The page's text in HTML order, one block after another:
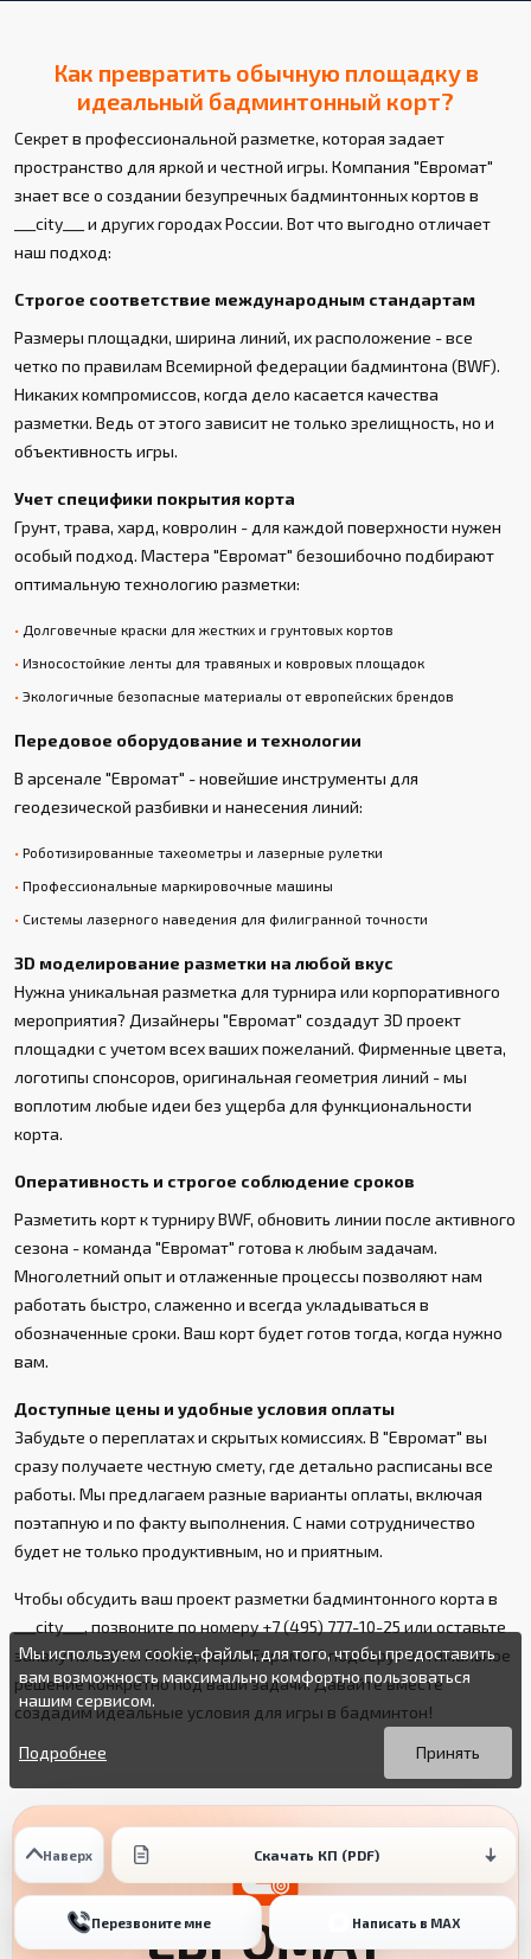
Как превратить обычную площадку в
идеальный бадминтонный корт?
Секрет в профессиональной разметке, которая задает
пространство для яркой и честной игры. Компания "Евромат"
знает все о создании безупречных бадминтонных кортов в
___city___ и других городах России. Вот что выгодно отличает
наш подход:
Строгое соответствие международным стандартам
Размеры площадки, ширина линий, их расположение - все
четко по правилам Всемирной федерации бадминтона (BWF).
Никаких компромиссов, когда дело касается качества
разметки. Ведь от этого зависит не только зрелищность, но и
объективность игры.
Учет специфики покрытия корта
Грунт, трава, хард, ковролин - для каждой поверхности нужен
особый подход. Мастера "Евромат" безошибочно подбирают
оптимальную технологию разметки:
Долговечные краски для жестких и грунтовых кортов
Износостойкие ленты для травяных и ковровых площадок
Экологичные безопасные материалы от европейских брендов
Передовое оборудование и технологии
В арсенале "Евромат" - новейшие инструменты для
геодезической разбивки и нанесения линий:
Роботизированные тахеометры и лазерные рулетки
Профессиональные маркировочные машины
Системы лазерного наведения для филигранной точности
3D моделирование разметки на любой вкус
Нужна уникальная разметка для турнира или корпоративного
мероприятия? Дизайнеры "Евромат" создадут 3D проект
площадки с учетом всех ваших пожеланий. Фирменные цвета,
логотипы спонсоров, оригинальная геометрия линий - мы
воплотим любые идеи без ущерба для функциональности
корта.
Оперативность и строгое соблюдение сроков
Разметить корт к турниру BWF, обновить линии после активного
сезона - команда "Евромат" готова к любым задачам.
Многолетний опыт и отлаженные процессы позволяют нам
работать быстро, слаженно и всегда укладываться в
обозначенные сроки. Ваш корт будет готов тогда, когда нужно
вам.
Доступные цены и удобные условия оплаты
Забудьте о переплатах и скрытых комиссиях. В "Евромат" вы
сразу получаете честную смету, где детально расписаны все
работы. Мы предлагаем разные варианты оплаты, включая
поэтапную и по факту выполнения. С нами сотрудничество
будет не только продуктивным, но и приятным.
Чтобы обсудить ваш проект разметки бадминтонного корта в
___city___, позвоните по номеру +7 (495) 777-10-25 или оставьте
заявку на сайте. Менеджеры "Евромат" подберут оптимальное
решение конкретно под ваши задачи. Давайте вместе
создадим идеальные условия для игры в бадминтон!
Наверх Скачать КП (PDF)
Перезвоните мне Написать в MAX
ЕВРОМАТ
Мы используем cookie-файлы, для того, чтобы предоставить
вам возможность максимально комфортно пользоваться
нашим сервисом.
Вы можете подробнее прочитать о cookie-файлах в открытых
источниках или изменить настройки своего браузера.
Продолжая пользоваться данным сайтом без изменения
настроек вы даете согласие на использование ваших cookie-
Принять
Подробнее